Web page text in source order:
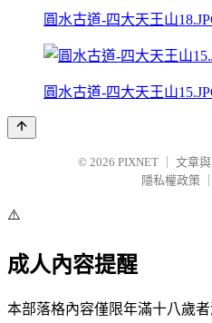
圓水古道-四大天王山
圓水古道-四大天王山
© 2026 PIXNET
文章
隱私權政策
⚠️
成人內容提醒
本部落格內容僅限年滿十八歲者